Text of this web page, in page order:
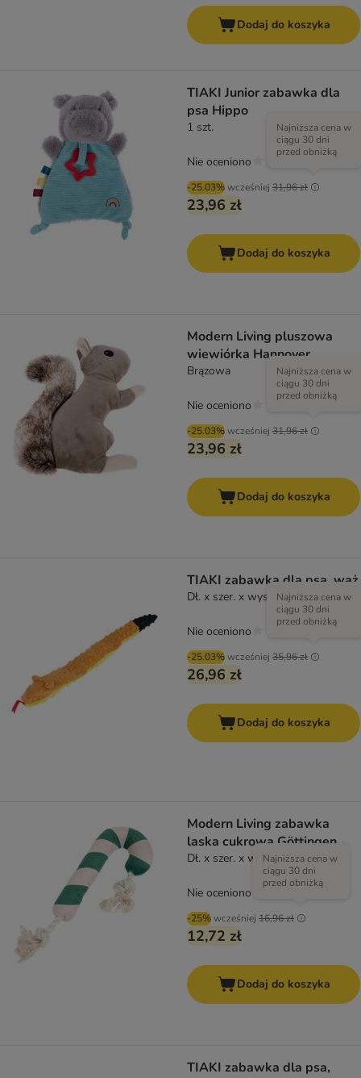
Dodaj do koszyka
TIAKI Junior zabawka dla
psa Hippo
1 szt.
-25.03%wcześniej 31,96 zł
Najniższa cena w
ciągu 30 dni
przed obniżką
23,96 zł
Nie oceniono
Dodaj do koszyka
Modern Living pluszowa
wiewiórka Hannover
Brązowa
-25.03%wcześniej 31,96 zł
Najniższa cena w
ciągu 30 dni
przed obniżką
23,96 zł
Nie oceniono
Dodaj do koszyka
TIAKI zabawka dla psa, wąż
Dł. x szer. x wys.: 65 x 7 x 5 cm
-25.03%wcześniej 35,96 zł
Najniższa cena w
ciągu 30 dni
przed obniżką
26,96 zł
Nie oceniono
Dodaj do koszyka
Modern Living zabawka
laska cukrowa Göttingen
Dł. x szer. x wys.: 30 x 12 x 4 cm
-25%wcześniej 16,96 zł
Najniższa cena w
ciągu 30 dni
przed obniżką
12,72 zł
Nie oceniono
Dodaj do koszyka
TIAKI zabawka dla psa,